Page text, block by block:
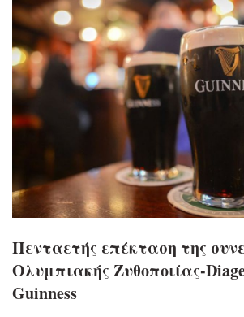
Πενταετής επέκταση της
Ολυμπιακής Ζυθοποιίας-
Guinness